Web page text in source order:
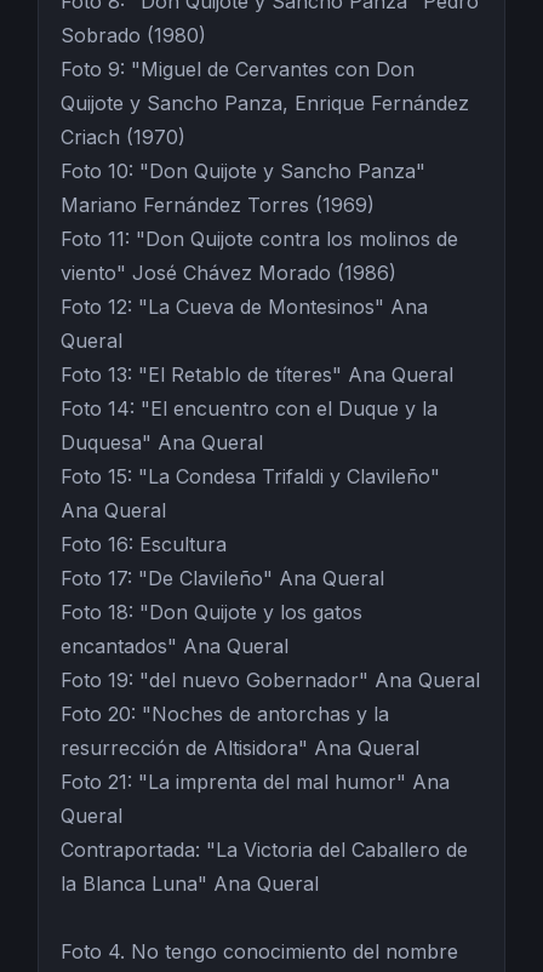
Sobrado (1980)
Foto 9: "Miguel de Cervantes con Don
Quijote y Sancho Panza, Enrique Fernández
Criach (1970)
Foto 10: "Don Quijote y Sancho Panza"
Mariano Fernández Torres (1969)
Foto 11: "Don Quijote contra los molinos de
viento" José Chávez Morado (1986)
Foto 12: "La Cueva de Montesinos" Ana
Queral
Foto 13: "El Retablo de títeres" Ana Queral
Foto 14: "El encuentro con el Duque y la
Duquesa" Ana Queral
Foto 15: "La Condesa Trifaldi y Clavileño"
Ana Queral
Foto 16: Escultura
Foto 17: "De Clavileño" Ana Queral
Foto 18: "Don Quijote y los gatos
encantados" Ana Queral
Foto 19: "del nuevo Gobernador" Ana Queral
Foto 20: "Noches de antorchas y la
resurrección de Altisidora" Ana Queral
Foto 21: "La imprenta del mal humor" Ana
Queral
Contraportada: "La Victoria del Caballero de
la Blanca Luna" Ana Queral
Foto 4. No tengo conocimiento del nombre